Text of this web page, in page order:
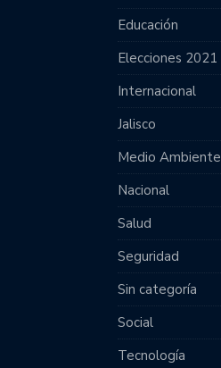
Educación
Elecciones 2021
Internacional
Jalisco
Medio Ambiente
Nacional
Salud
Seguridad
Sin categoría
Social
Tecnología